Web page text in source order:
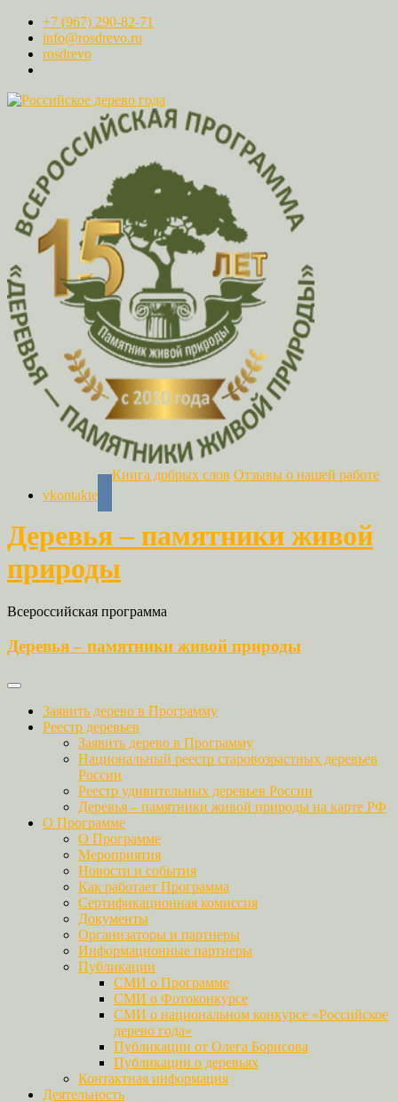
+7 (967) 290-82-71
info@rosdrevo.ru
rosdrevo
vkontakte
Книга добрых слов Отзывы о нашей работе
Деревья – памятники живой
природы
Всероссийская программа
Деревья – памятники живой природы
Заявить дерево в Программу
Реестр деревьев
Заявить дерево в Программу
Национальный реестр старовозрастных деревьев
России
Реестр удивительных деревьев России
Деревья – памятники живой природы на карте РФ
О Программе
О Программе
Мероприятия
Новости и события
Как работает Программа
Сертификационная комиссия
Документы
Организаторы и партнеры
Информационные партнеры
Публикации
СМИ о Программе
СМИ о Фотоконкурсе
СМИ о национальном конкурсе «Российское
дерево года»
Публикации от Олега Борисова
Публикации о деревьях
Контактная информация
Деятельность